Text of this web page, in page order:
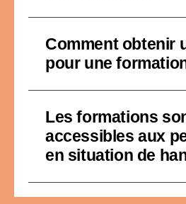
Comment obtenir
pour une
Les formations
accessibles aux
en situation de